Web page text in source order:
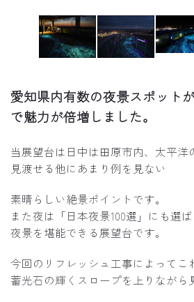
愛知県内有数の夜景スポット
で魅力が倍増しました。
当展望台は日中は田原市内、太平洋
見渡せる他にあまり例を見ない
素晴らしい絶景ポイントです。
また夜は「日本夜景100選」にも選
夜景を堪能できる展望台です。
今回のリフレッシュ工事によってこ
蓄光石の輝くスロープを上りながら